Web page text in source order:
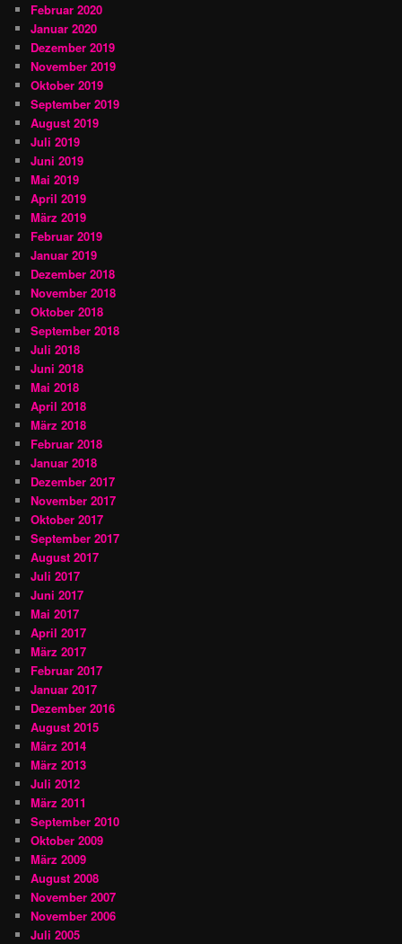
Februar 2020
Januar 2020
Dezember 2019
November 2019
Oktober 2019
September 2019
August 2019
Juli 2019
Juni 2019
Mai 2019
April 2019
März 2019
Februar 2019
Januar 2019
Dezember 2018
November 2018
Oktober 2018
September 2018
Juli 2018
Juni 2018
Mai 2018
April 2018
März 2018
Februar 2018
Januar 2018
Dezember 2017
November 2017
Oktober 2017
September 2017
August 2017
Juli 2017
Juni 2017
Mai 2017
April 2017
März 2017
Februar 2017
Januar 2017
Dezember 2016
August 2015
März 2014
März 2013
Juli 2012
März 2011
September 2010
Oktober 2009
März 2009
August 2008
November 2007
November 2006
Juli 2005